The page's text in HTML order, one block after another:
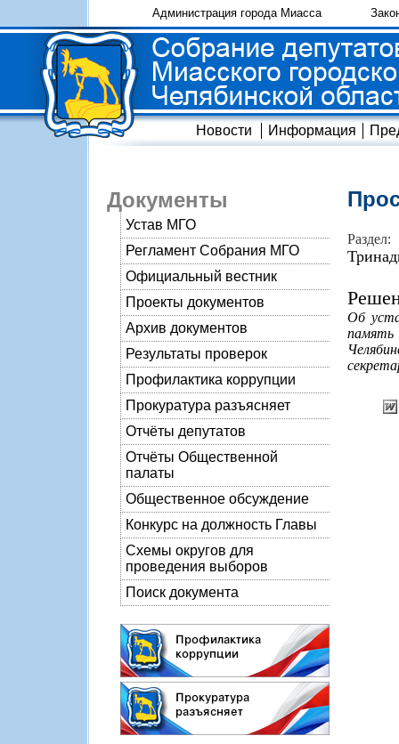
Администрация города Миасса
Новости Информация
Документы
Устав МГО
Регламент Собрания МГО
Официальный вестник
Проекты документов
Архив документов
Результаты проверок
Профилактика коррупции
Прокуратура разъясняет
Отчёты депутатов
Отчёты Общественной
палаты
Общественное обсуждение
Конкурс на должность Главы
Схемы округов для
проведения выборов
Поиск документа
Раздел:
Об
память